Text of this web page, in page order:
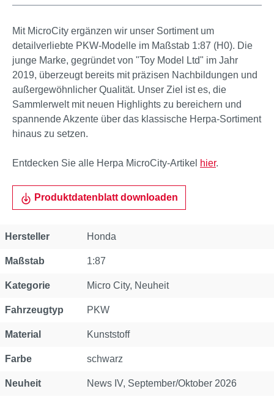
Mit MicroCity ergänzen wir unser Sortiment um
detailverliebte PKW-Modelle im Maßstab 1:87 (H0). Die
junge Marke, gegründet von "Toy Model Ltd" im Jahr
2019, überzeugt bereits mit präzisen Nachbildungen und
außergewöhnlicher Qualität. Unser Ziel ist es, die
Sammlerwelt mit neuen Highlights zu bereichern und
spannende Akzente über das klassische Herpa-Sortiment
hinaus zu setzen.
Entdecken Sie alle Herpa MicroCity-Artikel hier.
Produktdatenblatt downloaden
Eigenschaft Wert
Hersteller Honda
Maßstab 1:87
Kategorie Micro City, Neuheit
Fahrzeugtyp PKW
Material Kunststoff
Farbe schwarz
Neuheit News IV, September/Oktober 2026